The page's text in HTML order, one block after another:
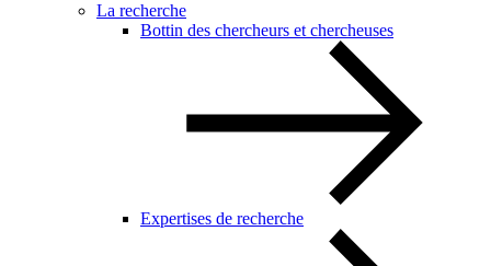
La recherche
Bottin des chercheurs et chercheuses
Expertises de recherche